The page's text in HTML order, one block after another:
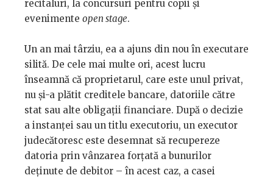
recitaluri, la concursuri pentru copii și
evenimente open stage.
Un an mai târziu, ea a ajuns din nou în executare
silită. De cele mai multe ori, acest lucru
înseamnă că proprietarul, care este unul privat,
nu și-a plătit creditele bancare, datoriile către
stat sau alte obligații financiare. După o decizie
a instanței sau un titlu executoriu, un executor
judecătoresc este desemnat să recupereze
datoria prin vânzarea forțată a bunurilor
deținute de debitor – în acest caz, a casei